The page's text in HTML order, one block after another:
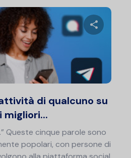
di qualcuno su
migliori...
Queste cinque parole sono
popolari, con persone di